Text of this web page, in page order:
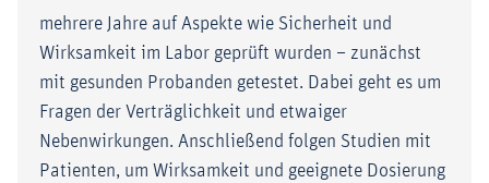
mehrere Jahre auf Aspekte wie Sicherheit und
Wirksamkeit im Labor geprüft wurden – zunächst
mit gesunden Probanden getestet. Dabei geht es um
Fragen der Verträglichkeit und etwaiger
Nebenwirkungen. Anschließend folgen Studien mit
Patienten, um Wirksamkeit und geeignete Dosierung